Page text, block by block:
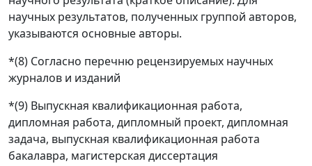
научных результатов, полученных группой авторов,
указываются основные авторы.
*(8) Согласно перечню рецензируемых научных
журналов и изданий
*(9) Выпускная квалификационная работа,
дипломная работа, дипломный проект, дипломная
задача, выпускная квалификационная работа
бакалавра, магистерская диссертация